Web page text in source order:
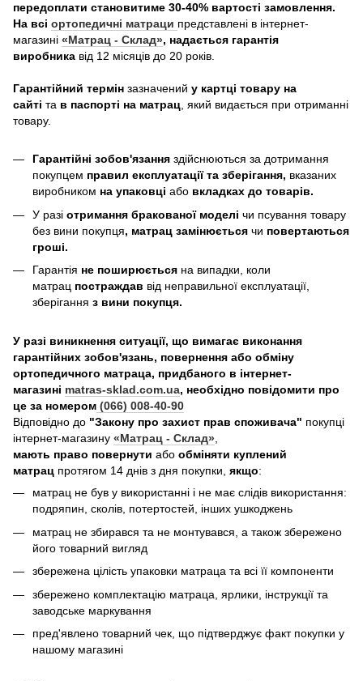
передоплати становитиме 30-40% вартості замовлення.
На всі ортопедичні матраци представлені в інтернет-
магазині «Матрац - Склад», надається гарантія
виробника від 12 місяців до 20 років.
Гарантійний термін зазначений у картці товару на
сайті та в паспорті на матрац , який видається при отриманні
товару.
Гарантійні зобов'язання здійснюються за дотримання
покупцем правил експлуатації та зберігання, вказаних
виробником на упаковці або вкладках до товарів.
У разі отримання бракованої моделі чи псування товару
без вини покупця, матрац замінюється чи повертаються
гроші.
Гарантія не поширюється на випадки, коли
матрац постраждав від неправильної експлуатації,
зберігання з вини покупця.
У разі виникнення ситуації, що вимагає виконання
гарантійних зобов'язань, повернення або обміну
ортопедичного матраца, придбаного в інтернет-
магазині matras-sklad.com.ua, необхідно повідомити про
це за номером (066) 008-40-90
Відповідно до "Закону про захист прав споживача" покупці
інтернет-магазину «Матрац - Склад»,
мають право повернути або обміняти куплений
матрац протягом 14 днів з дня покупки, якщо:
матрац не був у використанні і не має слідів використання:
подряпин, сколів, потертостей, інших ушкоджень
матрац не збирався та не монтувався, а також збережено
його товарний вигляд
збережена цілість упаковки матраца та всі її компоненти
збережено комплектацію матраца, ярлики, інструкції та
заводське маркування
пред'явлено товарний чек, що підтверджує факт покупки у
нашому магазині